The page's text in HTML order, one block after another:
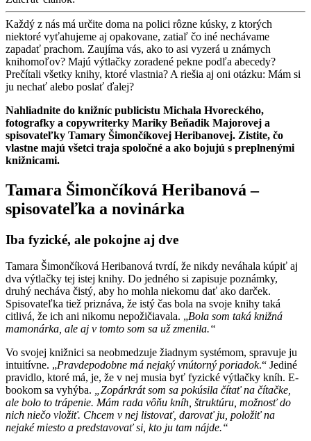
Každý z nás má určite doma na polici rôzne kúsky, z ktorých
niektoré vyťahujeme aj opakovane, zatiaľ čo iné nechávame
zapadať prachom. Zaujíma vás, ako to asi vyzerá u známych
knihomoľov? Majú výtlačky zoradené pekne podľa abecedy?
Prečítali všetky knihy, ktoré vlastnia? A riešia aj oni otázku: Mám si
ju nechať alebo poslať ďalej?
Nahliadnite do knižníc publicistu Michala Hvoreckého,
fotografky a copywriterky Mariky Beňadik Majorovej a
spisovateľky Tamary Šimončíkovej Heribanovej. Zistite, čo
vlastne majú všetci traja spoločné a ako bojujú s preplnenými
knižnicami.
Tamara Šimončíková Heribanová –
spisovateľka a novinárka
Iba fyzické, ale pokojne aj dve
Tamara Šimončíková Heribanová tvrdí, že nikdy neváhala kúpiť aj
dva výtlačky tej istej knihy. Do jedného si zapisuje poznámky,
druhý necháva čistý, aby ho mohla niekomu dať ako darček.
Spisovateľka tiež priznáva, že istý čas bola na svoje knihy taká
citlivá, že ich ani nikomu nepožičiavala. „Bola som taká knižná
mamonárka, ale aj v tomto som sa už zmenila.“
Vo svojej knižnici sa neobmedzuje žiadnym systémom, spravuje ju
intuitívne. „Pravdepodobne má nejaký vnútorný poriadok.“ Jediné
pravidlo, ktoré má, je, že v nej musia byť fyzické výtlačky kníh. E-
bookom sa vyhýba.
„Zopárkrát som sa pokúsila čítať na čítačke,
ale bolo to trápenie. Mám rada vôňu kníh, štruktúru, možnosť do
nich niečo vložiť. Chcem v nej listovať, darovať ju, položiť na
nejaké miesto a predstavovať si, kto ju tam nájde.“